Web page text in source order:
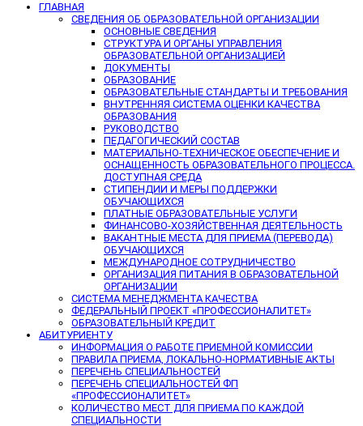
ГЛАВНАЯ
СВЕДЕНИЯ ОБ ОБРАЗОВАТЕЛЬНОЙ ОРГАНИЗАЦИИ
ОСНОВНЫЕ СВЕДЕНИЯ
СТРУКТУРА И ОРГАНЫ УПРАВЛЕНИЯ
ОБРАЗОВАТЕЛЬНОЙ ОРГАНИЗАЦИЕЙ
ДОКУМЕНТЫ
ОБРАЗОВАНИЕ
ОБРАЗОВАТЕЛЬНЫЕ СТАНДАРТЫ И ТРЕБОВАНИЯ
ВНУТРЕННЯЯ СИСТЕМА ОЦЕНКИ КАЧЕСТВА
ОБРАЗОВАНИЯ
РУКОВОДСТВО
ПЕДАГОГИЧЕСКИЙ СОСТАВ
МАТЕРИАЛЬНО-ТЕХНИЧЕСКОЕ ОБЕСПЕЧЕНИЕ И
ОСНАЩЕННОСТЬ ОБРАЗОВАТЕЛЬНОГО ПРОЦЕССА.
ДОСТУПНАЯ СРЕДА
СТИПЕНДИИ И МЕРЫ ПОДДЕРЖКИ
ОБУЧАЮЩИХСЯ
ПЛАТНЫЕ ОБРАЗОВАТЕЛЬНЫЕ УСЛУГИ
ФИНАНСОВО-ХОЗЯЙСТВЕННАЯ ДЕЯТЕЛЬНОСТЬ
ВАКАНТНЫЕ МЕСТА ДЛЯ ПРИЕМА (ПЕРЕВОДА)
ОБУЧАЮЩИХСЯ
МЕЖДУНАРОДНОЕ СОТРУДНИЧЕСТВО
ОРГАНИЗАЦИЯ ПИТАНИЯ В ОБРАЗОВАТЕЛЬНОЙ
ОРГАНИЗАЦИИ
СИСТЕМА МЕНЕДЖМЕНТА КАЧЕСТВА
ФЕДЕРАЛЬНЫЙ ПРОЕКТ «ПРОФЕССИОНАЛИТЕТ»
ОБРАЗОВАТЕЛЬНЫЙ КРЕДИТ
АБИТУРИЕНТУ
ИНФОРМАЦИЯ О РАБОТЕ ПРИЕМНОЙ КОМИССИИ
ПРАВИЛА ПРИЕМА, ЛОКАЛЬНО-НОРМАТИВНЫЕ АКТЫ
ПЕРЕЧЕНЬ СПЕЦИАЛЬНОСТЕЙ
ПЕРЕЧЕНЬ СПЕЦИАЛЬНОСТЕЙ ФП
«ПРОФЕССИОНАЛИТЕТ»
КОЛИЧЕСТВО МЕСТ ДЛЯ ПРИЕМА ПО КАЖДОЙ
СПЕЦИАЛЬНОСТИ